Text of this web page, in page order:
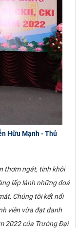
Hữu Mạnh - Thủ
thơm ngát, tinh khôi
lấp lánh những đoá
Chúng tôi kết nối
viên vừa đạt danh
2022 của Trường Đại